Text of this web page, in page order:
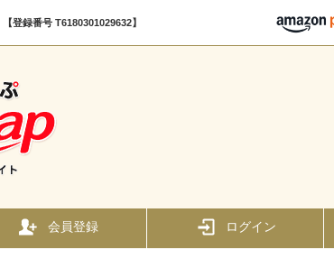
【登録番号 T6180301029632】
会員登録 ログイン